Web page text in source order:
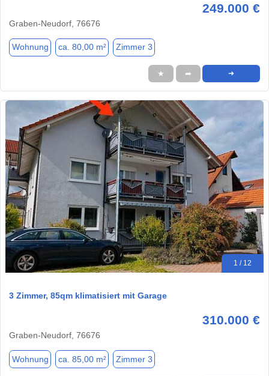
249.000 €
Graben-Neudorf, 76676
Wohnung ca. 80,00 m² Zimmer 3
★ ➦ ➜
1 / 12
3 Zimmer, 85qm klimatisiert mit Garage
310.000 €
Graben-Neudorf, 76676
Wohnung ca. 85,00 m² Zimmer 3